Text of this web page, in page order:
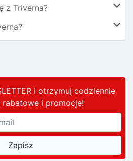
z Triverna?
i otrzymuj codziennie
rabatowei promocje!